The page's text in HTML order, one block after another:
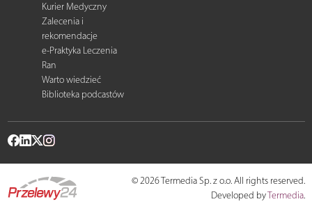
Kurier Medyczny
Zalecenia i
rekomendacje
e-Praktyka Leczenia
Ran
Warto wiedzieć
Biblioteka podcastów
© 2026 Termedia Sp. z o.o. All rights reserved.
Developed byTermedia.